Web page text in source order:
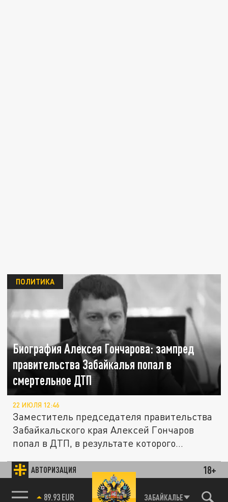
АВТОРИЗАЦИЯ 18+
85.64 BRENT ЗАБАЙКАЛЬЕ
Биография Алексея Гончарова: зампред
правительства Забайкалья попал в
смертельное ДТП
ПОЛИТИКА
22 ИЮЛЯ 12:46
Заместитель председателя правительства
Забайкальского края Алексей Гончаров
попал в ДТП, в результате которого...
ОБЩЕСТВО